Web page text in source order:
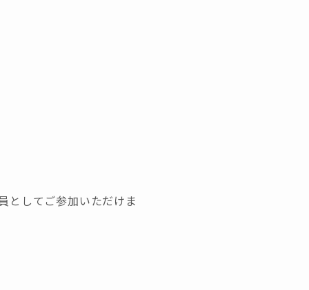
としてご参加いただけま